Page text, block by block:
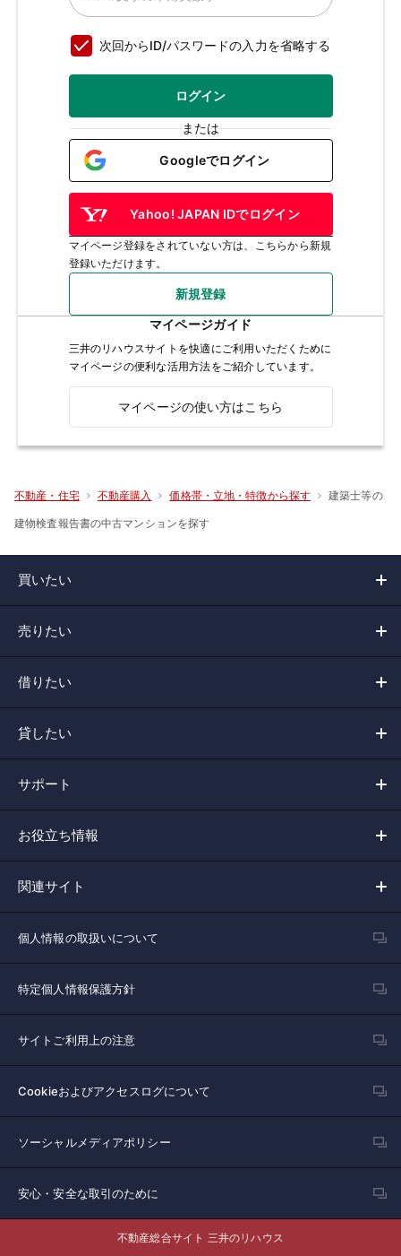
次回からID/パスワードの入力を省略する
ログイン
または
Googleでログイン
Yahoo! JAPAN IDでログイン
マイページ登録をされていない方は、こちらから新規
登録いただけます。
新規登録
マイページガイド
三井のリハウスサイトを快適にご利用いただくために
マイページの便利な活用方法をご紹介しています。
マイページの使い方はこちら
不動産・住宅 不動産購入 価格帯・立地・特徴から探す 建築士等の
建物検査報告書の中古マンションを探す
買いたい
売りたい
借りたい
貸したい
サポート
お役立ち情報
関連サイト
個人情報の取扱いについて
特定個人情報保護方針
サイトご利用上の注意
Cookieおよびアクセスログについて
ソーシャルメディアポリシー
安心・安全な取引のために
不動産総合サイト 三井のリハウス